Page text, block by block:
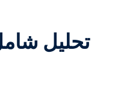
تحليل